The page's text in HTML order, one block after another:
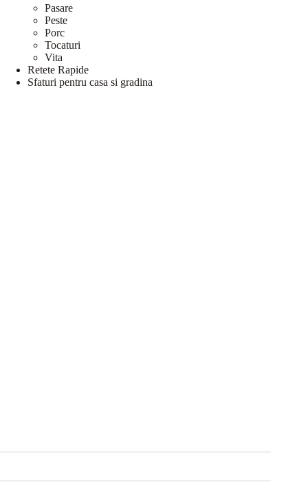
Pasare
Peste
Porc
Tocaturi
Vita
Retete Rapide
Sfaturi pentru casa si gradina